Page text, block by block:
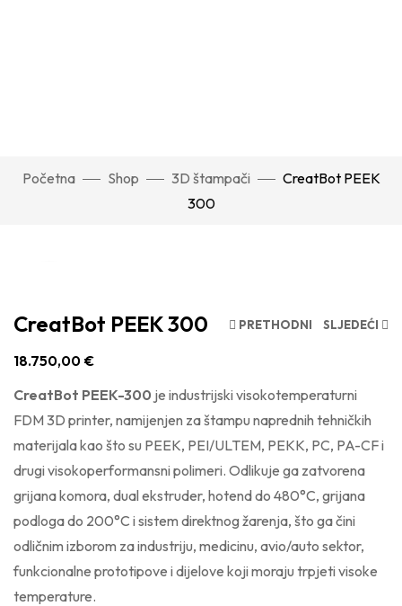
Početna Shop 3D štampači
CreatBot PEEK
300
PRETHODNI SLJEDEĆI
CreatBot PEEK 300
18.750,00 €
CreatBot PEEK-300 je industrijski visokotemperaturni
FDM 3D printer, namijenjen za štampu naprednih tehničkih
materijala kao što su PEEK, PEI/ULTEM, PEKK, PC, PA-CF i
drugi visokoperformansni polimeri. Odlikuje ga zatvorena
grijana komora, dual ekstruder, hotend do 480°C, grijana
podloga do 200°C i sistem direktnog žarenja, što ga čini
odličnim izborom za industriju, medicinu, avio/auto sektor,
funkcionalne prototipove i dijelove koji moraju trpjeti visoke
temperature.